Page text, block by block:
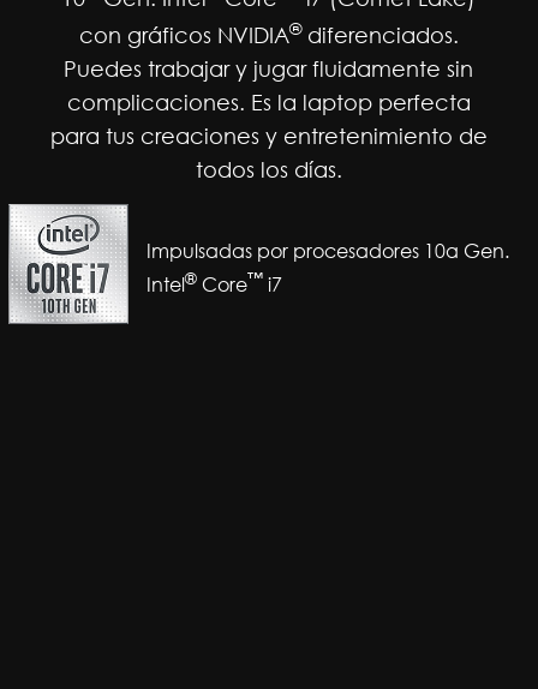
con gráficos NVIDIA®diferenciados.
Puedes trabajar y jugar fluidamente sin
complicaciones. Es la laptop perfecta
para tus creaciones y entretenimiento de
todos los días.
Impulsadas por procesadores 10a Gen.
Intel®Core™i7